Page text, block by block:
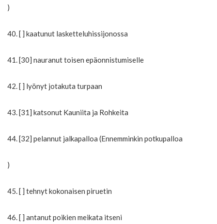
)
40. [ ] kaatunut lasketteluhissijonossa
41. [30] nauranut toisen epäonnistumiselle
42. [ ] lyönyt jotakuta turpaan
43. [31] katsonut Kauniita ja Rohkeita
44. [32] pelannut jalkapalloa (Ennemminkin potkupalloa
)
45. [ ] tehnyt kokonaisen piruetin
46. [ ] antanut poikien meikata itseni